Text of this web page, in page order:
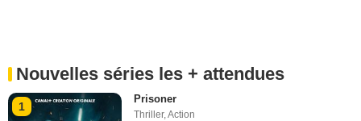
Nouvelles séries les + attendues
1
Prisoner
Thriller,Action